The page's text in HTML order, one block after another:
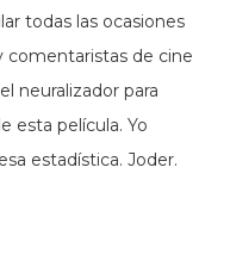
todas las ocasiones
comentaristas de cine
neuralizador para
esta película. Yo
estadística. Joder.